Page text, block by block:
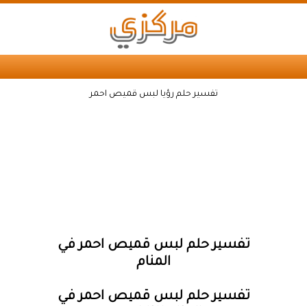
تفسير حلم رؤيا لبس قميص احمر
تفسير حلم لبس قميص احمر في
المنام
تفسير حلم لبس قميص احمر في